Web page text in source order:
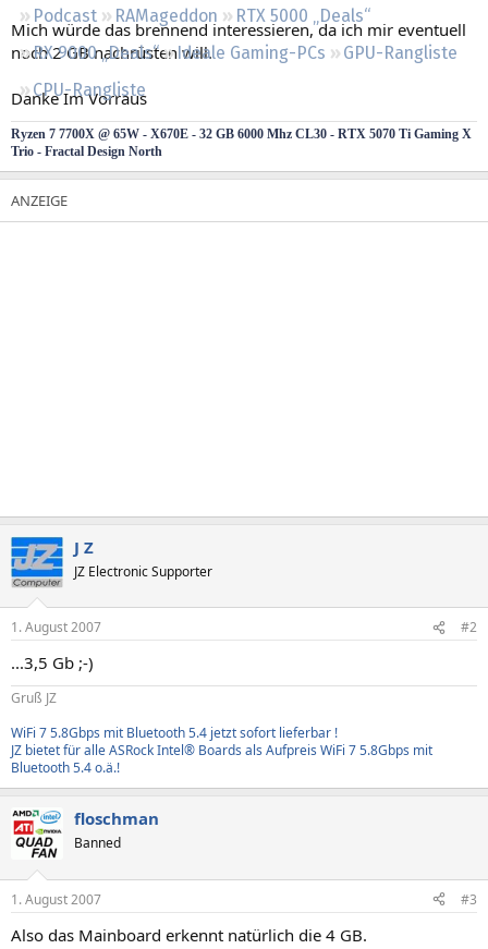
Podcast RAMageddon
RTX 5000 „Deals“
RX 9000 „Deals“
Ideale Gaming-PCs
GPU-Rangliste
CPU-Rangliste
Mich würde das brennend interessieren, da ich mir eventuell
noch 2 GB nachrüsten will.
Danke Im Vorraus
Ryzen 7 7700X @ 65W - X670E - 32 GB 6000 Mhz CL30 - RTX 5070 Ti Gaming X
Trio - Fractal Design North
J Z
JZ Electronic Supporter
1. August 2007 #2
...3,5 Gb ;-)
Gruß JZ
WiFi 7 5.8Gbps mit Bluetooth 5.4 jetzt sofort lieferbar !
JZ bietet für alle ASRock Intel® Boards als Aufpreis WiFi 7 5.8Gbps mit
Bluetooth 5.4 o.ä.!
floschman
Banned
1. August 2007 #3
Also das Mainboard erkennt natürlich die 4 GB.